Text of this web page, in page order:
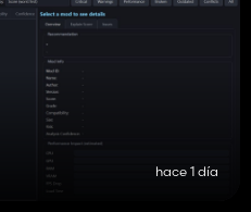
hace 1 día